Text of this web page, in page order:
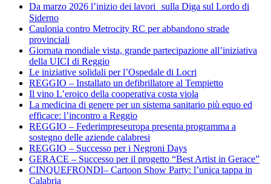
Da marzo 2026 l’inizio dei lavori sulla Diga sul Lordo di
Siderno
Caulonia contro Metrocity RC per abbandono strade
provinciali
Giornata mondiale vista, grande partecipazione all’iniziativa
della UICI di Reggio
Le iniziative solidali per l’Ospedale di Locri
REGGIO – Installato un defibrillatore al Tempietto
Il vino L’eroico della cooperativa costa viola
La medicina di genere per un sistema sanitario più equo ed
efficace: l’incontro a Reggio
REGGIO – Federimpreseuropa presenta programma a
sostegno delle aziende calabresi
REGGIO – Successo per i Negroni Days
GERACE – Successo per il progetto “Best Artist in Gerace”
CINQUEFRONDI– Cartoon Show Party: l’unica tappa in
Calabria